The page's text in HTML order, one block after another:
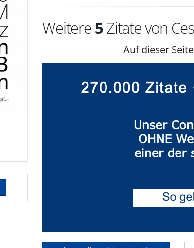
Weitere5Zitate von
Auf dieser